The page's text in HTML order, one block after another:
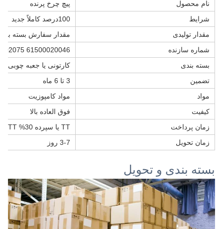
نام محصول
پیچ چرخ پرنده
شرایط
100درصد کاملاً جديد
مقدار تولیدی
مقدار سفارش بسته
شماره سازنده
61500020046 VG1500029046 KM0502075
بسته بندی
کارتونی یا جعبه چوبی
تضمین
3 تا 6 ماه
مواد
مواد کامپوزیت
کیفیت
فوق العاده بالا
زمان پرداخت
TT یا سپرده 30% TT
زمان تحویل
3-7 روز
بسته بندی و تحویل